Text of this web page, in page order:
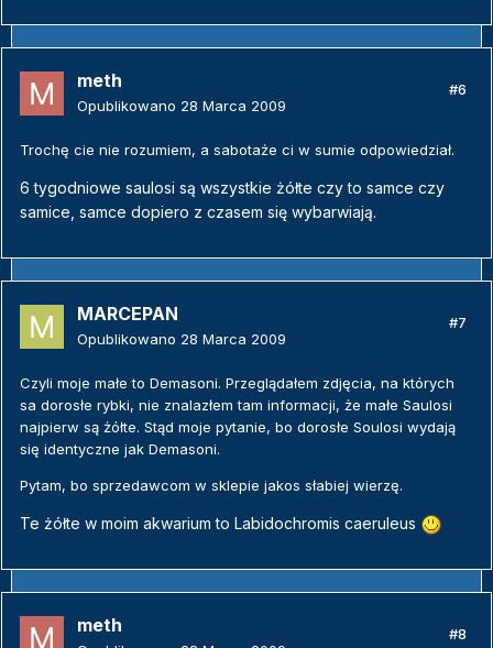
meth
Opublikowano 28 Marca 2009
#6
Trochę cie nie rozumiem, a sabotaże ci w sumie odpowiedział.
6 tygodniowe saulosi są wszystkie żółte czy to samce czy
samice, samce dopiero z czasem się wybarwiają.
MARCEPAN
Opublikowano 28 Marca 2009
#7
Czyli moje małe to Demasoni. Przeglądałem zdjęcia, na których
sa dorosłe rybki, nie znalazłem tam informacji, że małe Saulosi
najpierw są żółte. Stąd moje pytanie, bo dorosłe Soulosi wydają
się identyczne jak Demasoni.
Pytam, bo sprzedawcom w sklepie jakos słabiej wierzę.
Te żółte w moim akwarium to Labidochromis caeruleus
meth #8